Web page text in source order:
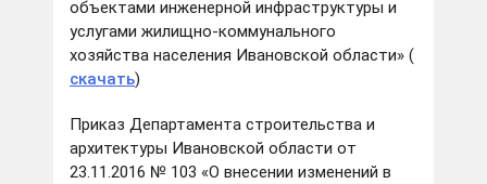
объектами инженерной инфраструктуры и
услугами жилищно-коммунального
хозяйства населения Ивановской области» (
скачать)
Приказ Департамента строительства и
архитектуры Ивановской области от
23.11.2016 № 103 «О внесении изменений в